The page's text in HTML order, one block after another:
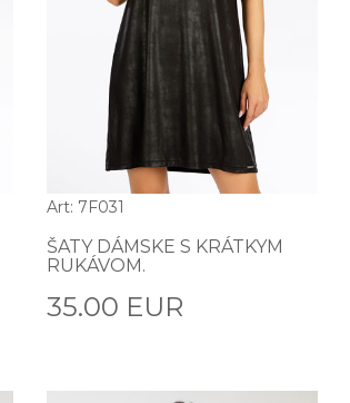
Art: 7F031
ŠATY DÁMSKE S KRÁTKYM
RUKÁVOM.
35.00 EUR